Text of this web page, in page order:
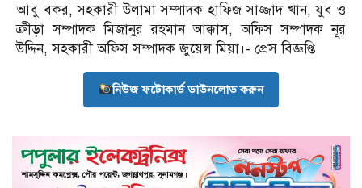
আবু বকর, সহকারী উলামা সম্পাদক হাফিজ সাজ্জাদ খান, যুব ও
ক্রীড়া সম্পাদক মিজানুর রহমান আক্কাস, অফিস সম্পাদক নূর
উদ্দিন, সহকারী অফিস সম্পাদক জুয়েল মিয়া।- প্রেস বিজ্ঞপ্তি
নিউজ ফটোকার্ড ডাউনলোড করুন